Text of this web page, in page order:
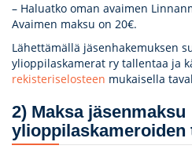
– Haluatko oman avaimen
Avaimen maksu on 20€.
Lähettämällä jäsenhakemuksen
ylioppilaskamerat ry tallentaa ja
rekisteriselosteen mukaisella
2) Maksa jäsenmaksu
ylioppilaskameroiden